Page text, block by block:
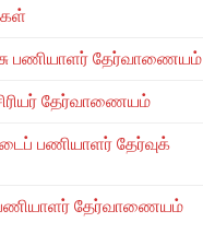
பணியாளர் தேர்வாணையம்
தேர்வாணையம்
பணியாளர் தேர்வுக்
பணியாளர் தேர்வாணையம்